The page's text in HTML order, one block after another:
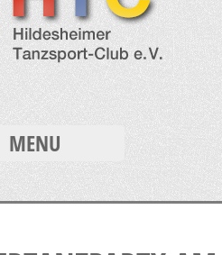
MENU